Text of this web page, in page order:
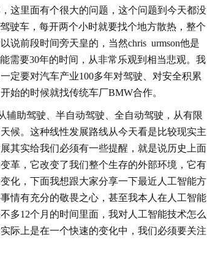
这里面有个很大的问题，这个问题到今天都没
驶车，每开两个小时就要找个地方散热，整个
说前段时间旁天皇的，当然chris urmson他是
需要30年的时间，从非常乐观到相当悲观。我
定要对汽车产业100多年对驾驶、对安全积累
始的时候就找传统车厂BMW合作。
辅助驾驶、半自动驾驶、全自动驾驶，从有限
候。这种线性发展路线从今天看是比较现实主
其实给我们必须有一些提醒，就是说历史上面
革，它改变了我们整个生存的外部环境，它有
化，下面我想跟大家分享一下最近人工智能方
情有充分的敬畏之心，甚至我本人在人工智能
多12个月的时间里面，我对人工智能技术怎么
际上是在一个快速的变化中，我们必须要关注